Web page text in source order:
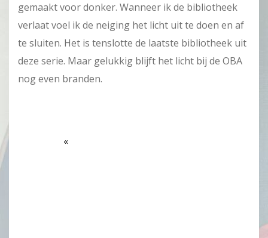
gemaakt voor donker. Wanneer ik de bibliotheek
verlaat voel ik de neiging het licht uit te doen en af
te sluiten. Het is tenslotte de laatste bibliotheek uit
deze serie. Maar gelukkig blijft het licht bij de OBA
nog even branden.